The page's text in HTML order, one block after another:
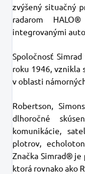
zvýšený situačný
radarom
integrovanými
Spoločnosť
roku 1946, vznikla
v oblasti
Robertson,
dlhoročné
komunikácie,
plotrov,
Značka Simrad® je
ktorá rovnako ako